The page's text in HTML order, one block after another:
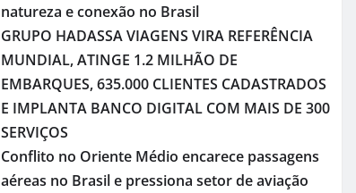
natureza e conexão no Brasil
GRUPO HADASSA VIAGENS VIRA REFERÊNCIA
MUNDIAL, ATINGE 1.2 MILHÃO DE
EMBARQUES, 635.000 CLIENTES CADASTRADOS
E IMPLANTA BANCO DIGITAL COM MAIS DE 300
SERVIÇOS
Conflito no Oriente Médio encarece passagens
aéreas no Brasil e pressiona setor de aviação